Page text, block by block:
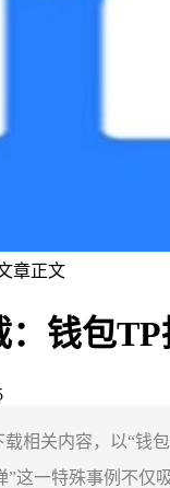
章正文
钱包
载相关内容，以“钱
”这一特殊事例不